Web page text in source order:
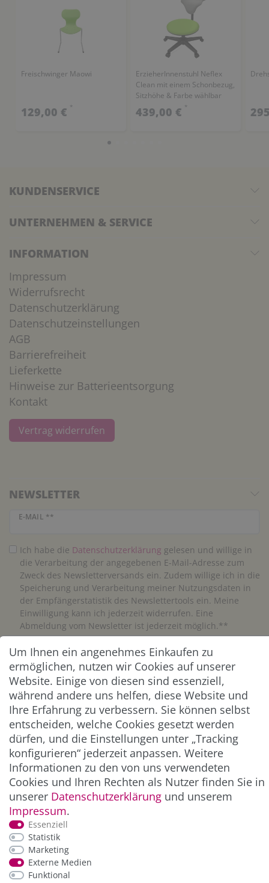
Freischwinger Maowi
129,00 € *
ErzieherInnenstuhl Neflex
Clean mit einem Schonbezug,
Sitzhöhe & Farbe wählbar
439,00 € *
KUNDENSERVICE
UNTERNEHMEN & SERVICE
INFORMATION
Impressum
Widerrufsrecht
Datenschutzerklärung
Datenschutzeinstellungen
AGB
Barrierefreiheit
Lieferkette
Hinweise zur Batterieentsorgung
Kontakt
Vertrag widerrufen
NEWSLETTER
E-MAIL **
Newsletter Honig
Ich habe die Daten­schutz­erklärung gelesen und willige in
die Verarbeitung der angegebenen E-Mail-Adresse zum
Zweck des Newsletterversands ein. Zudem willige ich in die
Speicherung und Verarbeitung meiner Nutzungsdaten in
der Empfängerstatistik des Newslettertools ein. Meine
Einwilligung kann ich jederzeit widerrufen. Eine
Abmeldung vom Newsletter ist jederzeit möglich.**
Abonnieren
** Hierbei handelt es sich um ein Pflichtfeld.
ZAHLUNG & VERSAND
*Alle Preise inkl. der gesetzl. MwSt. zzgl.
und Versandkosten
Um Ihnen ein angenehmes Einkaufen zu
ermöglichen, nutzen wir Cookies auf unserer
Website. Einige von diesen sind essenziell,
während andere uns helfen, diese Website und
Ihre Erfahrung zu verbessern. Sie können selbst
entscheiden, welche Cookies gesetzt werden
dürfen, und die Einstellungen unter „Tracking
konfigurieren“ jederzeit anpassen. Weitere
Informationen zu den von uns verwendeten
Cookies und Ihren Rechten als Nutzer finden Sie in
unserer Daten­schutz­erklärung und unserem
Impressum.
Essenziell
Statistik
Marketing
Externe Medien
Funktional